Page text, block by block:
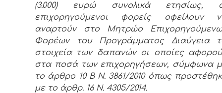
(3.000) ευρώ συνολικά ετησίως,
επιχορηγούμενοι φορείς οφείλουν
αναρτούν στο Μητρώο
Φορέων του Προγράμματος Διαύγεια
στοιχεία των δαπανών οι οποίες
στα ποσά των επιχορηγήσεων, σύμφωνα
το άρθρο 10 Β Ν. 3861/2010 όπως
με το άρθρ. 16 Ν. 4305/2014.